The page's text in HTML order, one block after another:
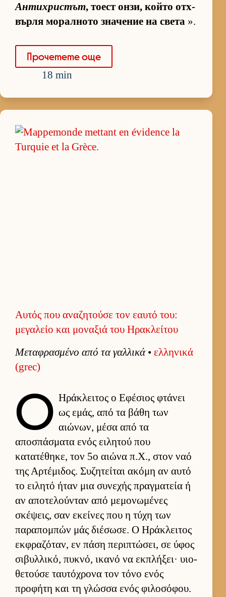
Антихристът, то­ест он­зи, който от­х­
върля мо­рал­ното зна­че­ние на света ».
Про­че­тете още
18 min
Αυτός που αναζητούσε τον εαυτό του:
μεγαλείο και μοναξιά του Ηρακλείτου
Μεταφρασμένο από τα γαλ­λικά• ελ­ληνικά
(grec)
Ο Ηράκλει­τος ο Εφέσιος φτάνει
ως εμάς, από τα βάθη των
αιώνων, μέσα από τα
αποσπάσματα ενός ει­λητού που
κατατέθηκε, τον 5ο αιώνα π.Χ., στον ναό
της Αρ­τέμιδος. Συζητεί­ται ακόμη αν αυτό
το ει­λητό ήταν μια συνεχής πραγ­ματεία ή
αν αποτελού­νταν από μεμονωμένες
σκέψεις, σαν εκεί­νες που η τύχη των
παραπομπών μάς διέσωσε. Ο Ηράκλει­τος
εκ­φραζόταν, εν πάση περιπτώσει, σε ύφος
σιβυλ­λικό, πυκνό, ικανό να εκ­πλήξει· υιο­
θετούσε ταυ­τόχρονα τον τόνο ενός
προφήτη και τη γλώσσα ενός φιλοσόφου.